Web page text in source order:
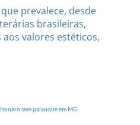
prevalece, desde
brasileiras,
valores estéticos,
sem palanque em MG